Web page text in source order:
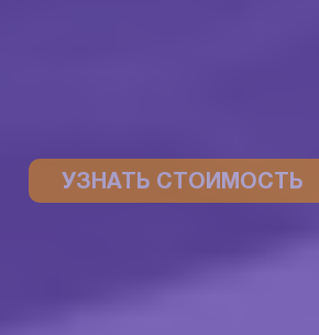
УЗНАТЬ СТОИМОСТЬ